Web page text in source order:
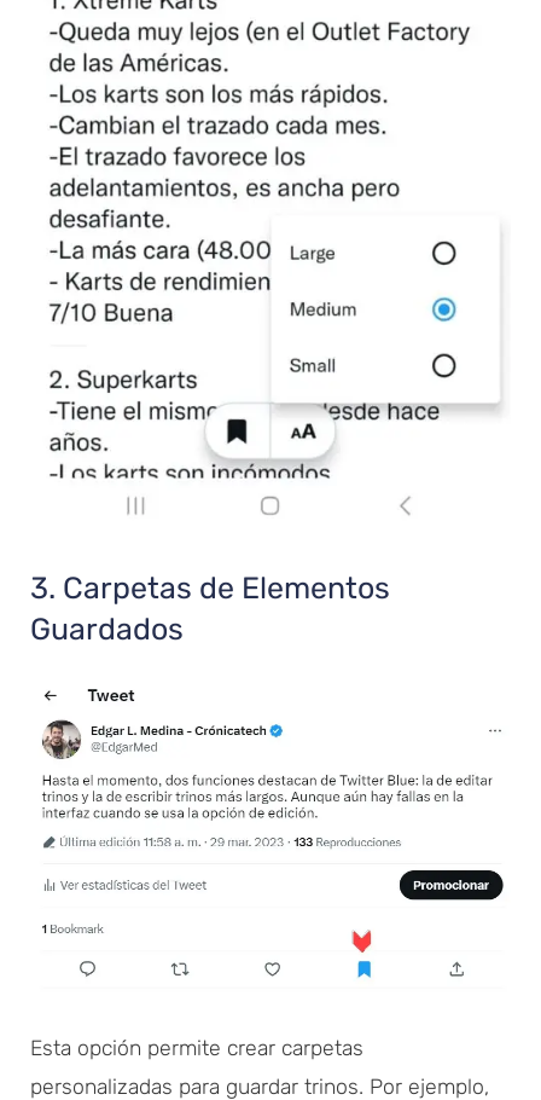
3. Carpetas de Elementos
Guardados
Esta opción permite crear carpetas
personalizadas para guardar trinos. Por ejemplo,